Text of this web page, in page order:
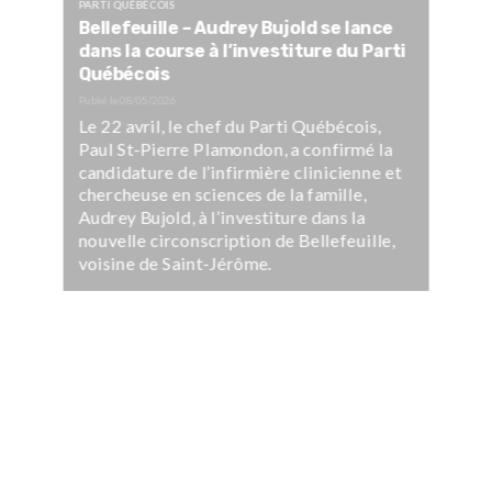
PARTI QUÉBÉCOIS
Bellefeuille – Audrey Bujold se lance
dans la course à l’investiture du Parti
Québécois
Le 22 avril, le chef du Parti Québécois,
Paul St-Pierre Plamondon, a confirmé la
candidature de l’infirmière clinicienne et
chercheuse en sciences de la famille,
Audrey Bujold, à l’investiture dans la
nouvelle circonscription de Bellefeuille,
voisine de Saint-Jérôme.